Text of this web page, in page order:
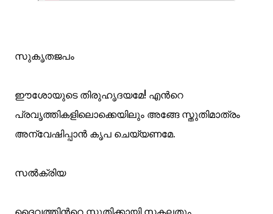
സുകൃതജപം
ഈശോയുടെ തിരുഹൃദയമേ! എന്‍റെ
പ്രവൃത്തികളിലൊക്കെയിലും അങ്ങേ സ്തുതിമാത്രം
അന്വേഷിപ്പാന്‍ കൃപ ചെയ്യണമേ.
സല്‍ക്രിയ
ദൈവത്തിന്‍റെ സ്തുതിക്കായി സകലതും